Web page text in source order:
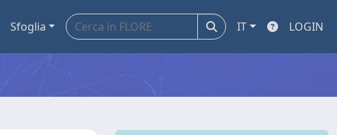
Sfoglia IT LOGIN